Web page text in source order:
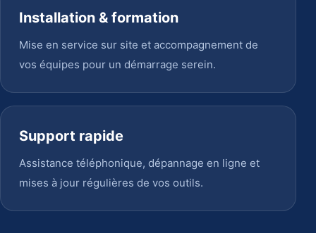
Installation & formation
Mise en service sur site et accompagnement de
vos équipes pour un démarrage serein.
Support rapide
Assistance téléphonique, dépannage en ligne et
mises à jour régulières de vos outils.